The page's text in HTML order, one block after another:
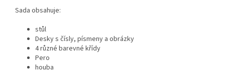
Sada obsahuje:
stůl
Desky s čísly, písmeny a obrázky
4 různé barevné křídy
Pero
houba